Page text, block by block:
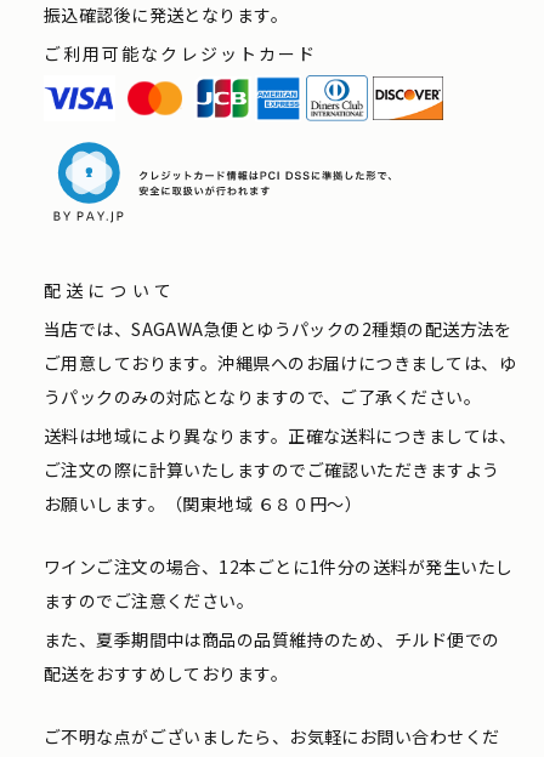
振込確認後に発送となります。
ご利用可能なクレジットカード
配送について
当店では、SAGAWA急便とゆうパックの2種類の配送方法を
ご用意しております。沖縄県へのお届けにつきましては、ゆ
うパックのみの対応となりますので、ご了承ください。
送料は地域により異なります。正確な送料につきましては、
ご注文の際に計算いたしますのでご確認いただきますよう
お願いします。（関東地域 ６８０円〜）
ワインご注文の場合、12本ごとに1件分の送料が発生いたし
ますのでご注意ください。
また、夏季期間中は商品の品質維持のため、チルド便での
配送をおすすめしております。
ご不明な点がございましたら、お気軽にお問い合わせくだ